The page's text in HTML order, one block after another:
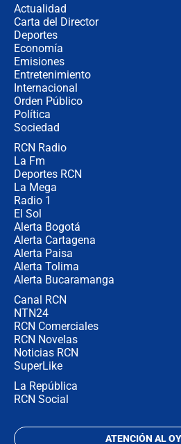
Actualidad
Carta del Director
Deportes
Economía
Emisiones
Entretenimiento
Internacional
Orden Público
Política
Sociedad
RCN Radio
La Fm
Deportes RCN
La Mega
Radio 1
El Sol
Alerta Bogotá
Alerta Cartagena
Alerta Paisa
Alerta Tolima
Alerta Bucaramanga
Canal RCN
NTN24
RCN Comerciales
RCN Novelas
Noticias RCN
SuperLike
La República
RCN Social
ATENCIÓN AL